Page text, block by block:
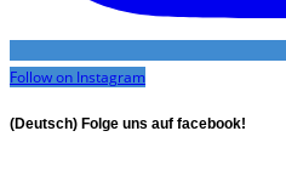
Follow on Instagram
(Deutsch) Folge uns auf facebook!